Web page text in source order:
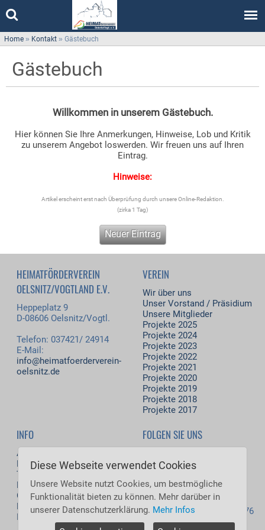
Home » Kontakt » Gästebuch
Gästebuch
Willkommen in unserem Gästebuch.
Hier können Sie Ihre Anmerkungen, Hinweise, Lob und Kritik
zu unserem Angebot loswerden. Wir freuen uns auf Ihren
Eintrag.
Hinweise:
Artikel erscheint erst nach Überprüfung durch unsere Online-Redaktion.
(zirka 1 Tag)
HEIMATFÖRDERVEREIN
OELSNITZ/VOGTLAND E.V.
Heppeplatz 9
D-08606 Oelsnitz/Vogtl.
Telefon: 037421/ 24914
E-Mail:
info@heimatfoerderverein-
oelsnitz.de
VEREIN
Wir über uns
Unser Vorstand / Präsidium
Unsere Mitglieder
Projekte 2025
Projekte 2024
Projekte 2023
Projekte 2022
Projekte 2021
Projekte 2020
Projekte 2019
Projekte 2018
Projekte 2017
INFO
Aktuelles
Download
Termine
Kontakt
Gästebuch
Datenschutz
Impressum
FOLGEN SIE UNS
Besucher jetzt: 64
Besucher heute: 6.856
Besucher gestern: 7.992
Besucher gesamt: 5.538.176
Diese Webseite verwendet Cookies
Unsere Website nutzt Cookies, um bestmögliche
Funktionalität bieten zu können. Mehr darüber in
unserer Datenschutzerklärung. Mehr Infos